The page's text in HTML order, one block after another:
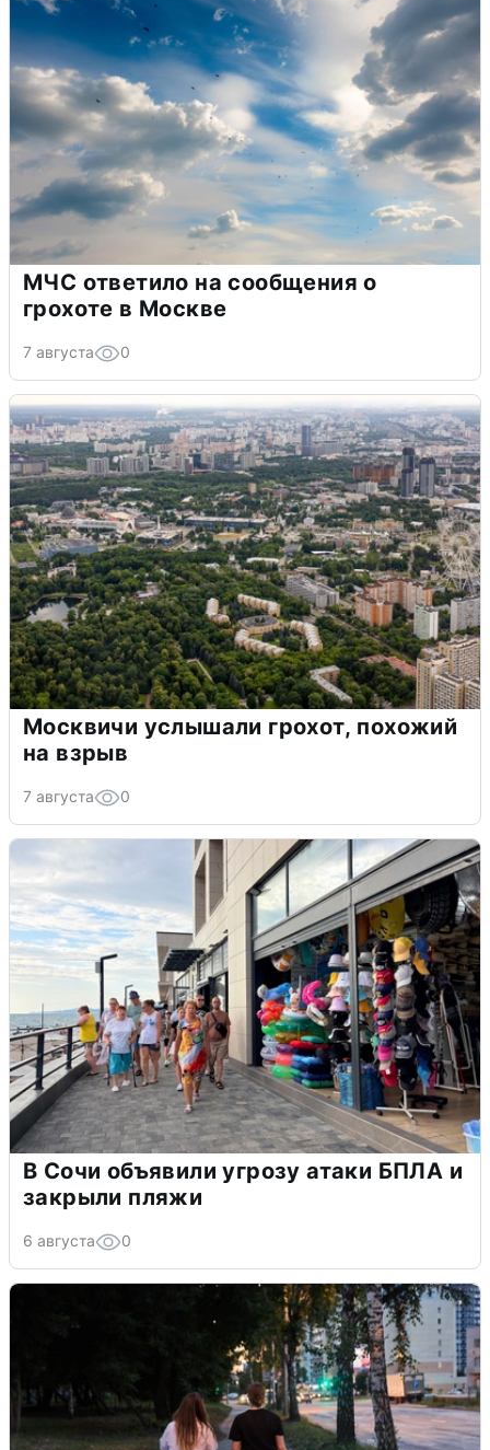
МЧС ответило на сообщения о
грохоте в Москве
7 августа 0
Москвичи услышали грохот, похожий
на взрыв
7 августа 0
В Сочи объявили угрозу атаки БПЛА и
закрыли пляжи
6 августа 0